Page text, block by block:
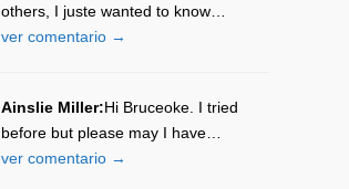
others, I juste wanted to know…
ver comentario →
Ainslie Miller:Hi Bruceoke. I tried
before but please may I have…
ver comentario →